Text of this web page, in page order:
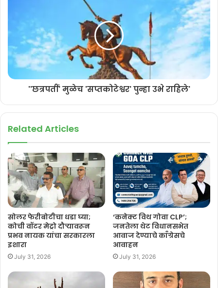
''छत्रपतीं' मुळेच 'सप्तकोटेश्वर' पुन्हा उभे राहिले'
Related Articles
सोलर फेरीबोटीचा धडा घ्या;
कोची वॉटर मेट्रो दौऱ्यावरून
प्रभव नायक यांचा सरकारला
इशारा
July 31, 2026
‘कनेक्ट विथ गोवा CLP’;
जनतेला थेट विधानसभेत
आवाज देण्याचे काँग्रेसचे
आवाहन
July 31, 2026